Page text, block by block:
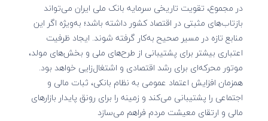
در مجموع، تقویت تاریخی سرمایه بانک ملی ایران می‌تواند
بازتاب‌های مثبتی در اقتصاد کشور داشته باشد؛ به‌ویژه اگر این
منابع تازه در مسیر صحیح به‌کار گرفته شوند. ایجاد ظرفیت
اعتباری بیشتر برای پشتیبانی از طرح‌های ملی و بخش‌های مولد،
موتور محرکه‌ای برای رشد اقتصادی و اشتغال‌زایی خواهد بود.
همزمان افزایش اعتماد عمومی به نظام بانکی، ثبات مالی و
اجتماعی را پشتیبانی می‌کند و زمینه را برای رونق پایدار بازارهای
مالی و ارتقای معیشت مردم فراهم می‌سازد